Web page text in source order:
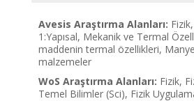
Avesis Araştırma Alanları:
1:Yapısal, Mekanik ve Termal
maddenin termal özellikleri,
malzemeler
WoS Araştırma Alanları: Fizik,
Temel Bilimler (Sci), Fizik